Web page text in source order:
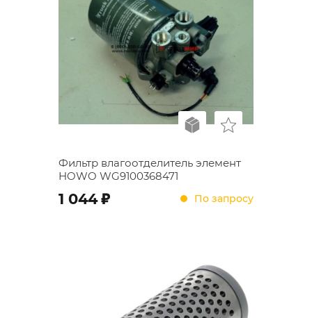
Фильтр влагоотделитель элемент
HOWO WG9100368471
1 044; По запросу